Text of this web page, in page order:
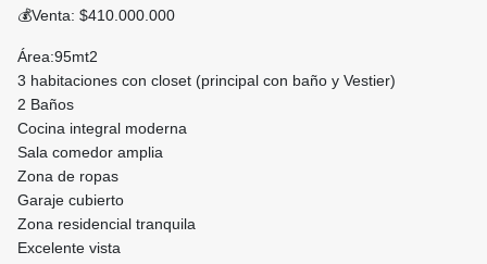
💰Venta: $410.000.000
Área:95mt2
3 habitaciones con closet (principal con baño y Vestier)
2 Baños
Cocina integral moderna
Sala comedor amplia
Zona de ropas
Garaje cubierto
Zona residencial tranquila
Excelente vista